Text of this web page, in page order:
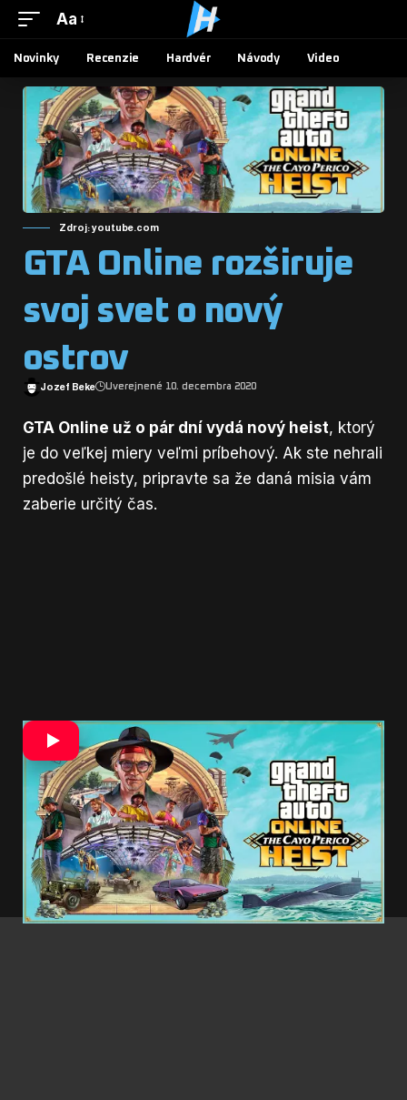
Aa
Novinky Recenzie Hardvér Návody Video
Zdroj: youtube.com
GTA Online rozširuje
svoj svet o nový
ostrov
Jozef Beke Uverejnené 10. decembra 2020
GTA Online už o pár dní vydá nový heist, ktorý
je do veľkej miery veľmi príbehový. Ak ste nehrali
predošlé heisty, pripravte sa že daná misia vám
zaberie určitý čas.
Nová adventúra bude pre 1-4 hráčov a
dostupná bude od 15. decembra.Operovať
budeme na novom ostrove, ktorý je domovom El
Rubio – obchodníka s drogami a priamym
dodávateľom rodiny Madrazo.Hráči nájdu
„nevýslovné bohatstvo“ v umení, zlate a liekoch,
ktoré sú roztrúsené po ostrove.
- Reklama -